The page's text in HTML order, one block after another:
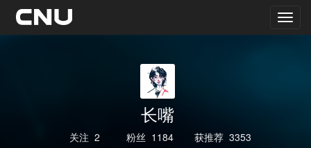
长嘴
关注 2 粉丝 1184 获推荐 3353